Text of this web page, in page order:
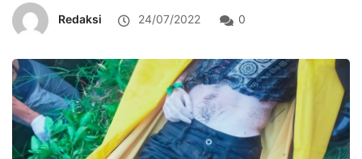
Redaksi 24/07/2022 0